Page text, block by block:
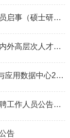
中国科学院行政管理局2026年招聘工作人员启事（硕士研究生及以上）
中国科学院过程工程研究所2026年招聘海内外高层次人才启事
中国科学院空间应用工程与技术中心科学与应用数据中心2026年公开招聘工作人
中国水利水电科学研究院2026年度公开招聘工作人员公告（第三批）
告